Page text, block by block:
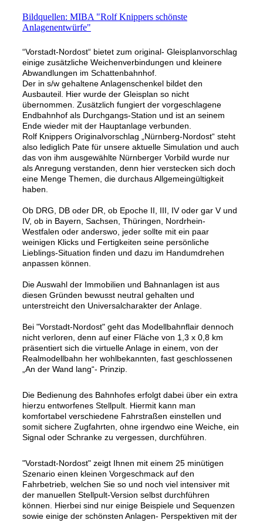
Bildquellen: MIBA "Rolf Knippers schönste
Anlagenentwürfe"
“Vorstadt-Nordost“ bietet zum original- Gleisplanvorschlag
einige zusätzliche Weichenverbindungen und kleinere
Abwandlungen im Schattenbahnhof.
Der in s/w gehaltene Anlagenschenkel bildet den
Ausbauteil. Hier wurde der Gleisplan so nicht
übernommen. Zusätzlich fungiert der vorgeschlagene
Endbahnhof als Durchgangs-Station und ist an seinem
Ende wieder mit der Hauptanlage verbunden.
Rolf Knippers Originalvorschlag „Nürnberg-Nordost“ steht
also lediglich Pate für unsere aktuelle Simulation und auch
das von ihm ausgewählte Nürnberger Vorbild wurde nur
als Anregung verstanden, denn hier verstecken sich doch
eine Menge Themen, die durchaus Allgemeingültigkeit
haben.
Ob DRG, DB oder DR, ob Epoche II, III, IV oder gar V und
IV, ob in Bayern, Sachsen, Thüringen, Nordrhein-
Westfalen oder anderswo, jeder sollte mit ein paar
weinigen Klicks und Fertigkeiten seine persönliche
Lieblings-Situation finden und dazu im Handumdrehen
anpassen können.
Die Auswahl der Immobilien und Bahnanlagen ist aus
diesen Gründen bewusst neutral gehalten und
unterstreicht den Universalcharakter der Anlage.
Bei "Vorstadt-Nordost" geht das Modellbahnflair dennoch
nicht verloren, denn auf einer Fläche von 1,3 x 0,8 km
präsentiert sich die virtuelle Anlage in einem, von der
Realmodellbahn her wohlbekannten, fast geschlossenen
„An der Wand lang“- Prinzip.
Die Bedienung des Bahnhofes erfolgt dabei über ein extra
hierzu entworfenes Stellpult. Hiermit kann man
komfortabel verschiedene Fahrstraßen einstellen und
somit sichere Zugfahrten, ohne irgendwo eine Weiche, ein
Signal oder Schranke zu vergessen, durchführen.
"Vorstadt-Nordost" zeigt Ihnen mit einem 25 minütigen
Szenario einen kleinen Vorgeschmack auf den
Fahrbetrieb, welchen Sie so und noch viel intensiver mit
der manuellen Stellpult-Version selbst durchführen
können. Hierbei sind nur einige Beispiele und Sequenzen
sowie einige der schönsten Anlagen- Perspektiven mit der